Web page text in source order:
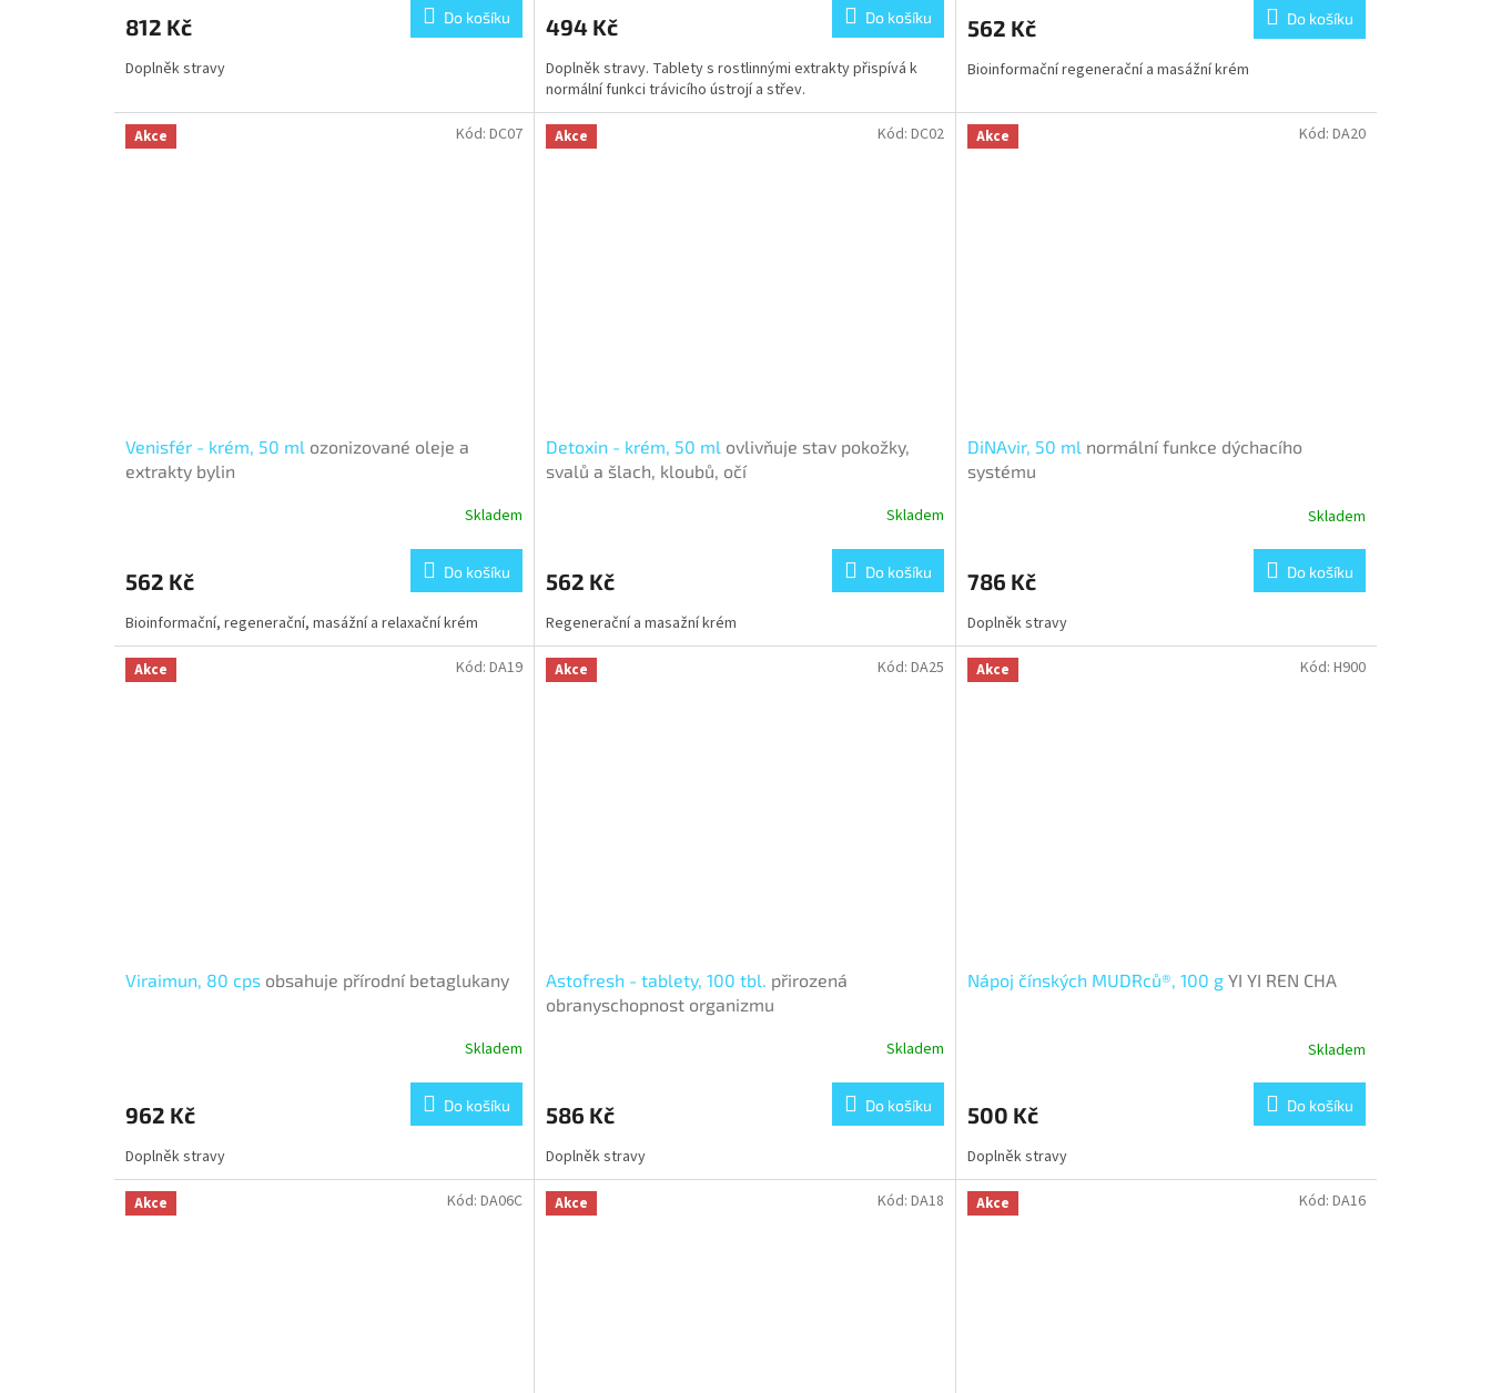
812 Kč Do košíku
Doplněk stravy
494 Kč Do košíku
Doplněk stravy. Tablety s rostlinnými extrakty přispívá k
normální funkci trávicího ústrojí a střev.
562 Kč Do košíku
Bioinformační regenerační a masážní krém
Akce
Venisfér - krém, 50 ml ozonizované oleje a
extrakty bylin
Skladem
562 Kč Do košíku
Bioinformační, regenerační, masážní a relaxační krém
Kód:DC07 Akce
Detoxin - krém, 50 ml ovlivňuje stav pokožky,
svalů a šlach, kloubů, očí
Skladem
562 Kč Do košíku
Regenerační a masažní krém
Kód: DC02 Akce
DiNAvir, 50 ml normální funkce dýchacího
systému
je
z
5
hvězdiček.
Skladem
786 Kč Do košíku
Doplněk stravy
Kód: DA20
Akce
Viraimun, 80 cps obsahuje přírodní betaglukany
Skladem
962 Kč Do košíku
Doplněk stravy
Kód:DA19 Akce
Astofresh - tablety, 100 tbl. přirozená
obranyschopnost organizmu
je
z
5
hvězdiček.
Skladem
586 Kč Do košíku
Doplněk stravy
Kód: DA25 Akce
Nápoj čínských MUDRců®, 100 g YI YI REN CHA
Skladem
500 Kč Do košíku
Doplněk stravy
Kód: H900
Akce Kód:DA06C Akce Kód: DA18 Akce Kód: DA16